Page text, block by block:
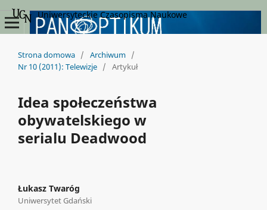
Uniwersyteckie Czasopisma Naukowe
Strona domowa / Archiwum /
Nr 10 (2011): Telewizje / Artykuł
Idea społeczeństwa
obywatelskiego w
serialu Deadwood
Łukasz Twaróg
Uniwersytet Gdański